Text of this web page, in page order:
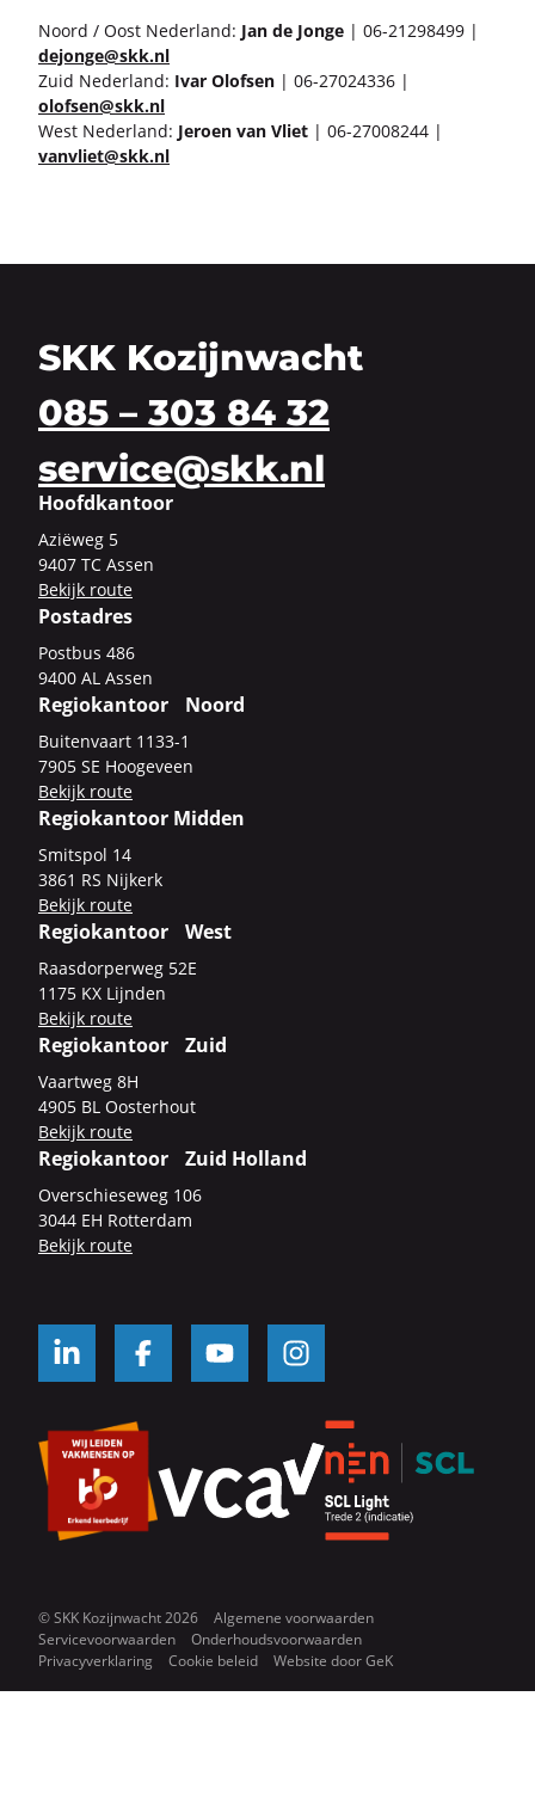
Noord / Oost Ne­der­land: Jan de Jonge | 06-​21298499 |
de­jon­ge@skk.nl
Zuid Ne­der­land: Ivar Olof­sen | 06-​27024336 |
olof­sen@skk.nl
West Ne­der­land: Je­roen van Vliet | 06-​27008244 |
van­vliet@skk.nl
SKK Kozijnwacht
085 – 303 84 32
service@skk.nl
Hoofdkantoor
Azi­ë­weg 5
9407 TC Assen
Be­kijk route
Postadres
Post­bus 486
9400 AL Assen
Regiokantoor Noord
Bui­ten­vaart 1133-​1
7905 SE Hoo­ge­veen
Be­kijk route
Regiokantoor Midden
Smits­pol 14
3861 RS Nij­kerk
Be­kijk route
Regiokantoor West
Raas­dor­per­weg 52E
1175 KX Lijn­den
Be­kijk route
Regiokantoor Zuid
Vaart­weg 8H
4905 BL Oos­ter­hout
Be­kijk route
Regiokantoor Zuid Holland
Over­schie­se­weg 106
3044 EH Rot­ter­dam
Be­kijk route
© SKK Kozijnwacht 2026
Algemene voorwaarden
Servicevoorwaarden
Onderhoudsvoorwaarden
Privacyverklaring
Cookie beleid Website doorGeK